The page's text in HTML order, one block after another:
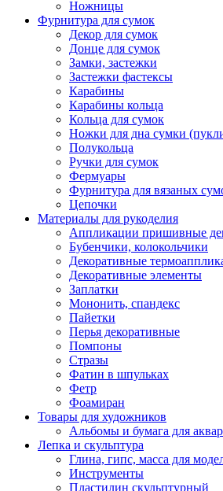
Ножницы
Фурнитура для сумок
Декор для сумок
Донце для сумок
Замки, застежки
Застежки фастексы
Карабины
Карабины кольца
Кольца для сумок
Ножки для дна сумки
Полукольца
Ручки для сумок
Фермуары
Фурнитура для вязаных
Цепочки
Материалы для рукоделия
Аппликации пришивные
Бубенчики, колокольчики
Декоративные
Декоративные элементы
Заплатки
Мононить, спандекс
Пайетки
Перья декоративные
Помпоны
Стразы
Фатин в шпульках
Фетр
Фоамиран
Товары для художников
Альбомы и бумага для
Лепка и скульптура
Глина, гипс, масса для
Инструменты
Пластилин скульптурный